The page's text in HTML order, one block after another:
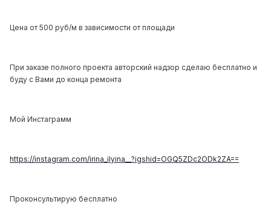
Цена от 500 руб/м в зависимости от площади
При заказе полного проекта авторский надзор сделаю бесплатно и
буду с Вами до конца ремонта
Мой Инстаграмм
https://instagram.com/irina_ilyina__?igshid=OGQ5ZDc2ODk2ZA==
Проконсультирую бесплатно